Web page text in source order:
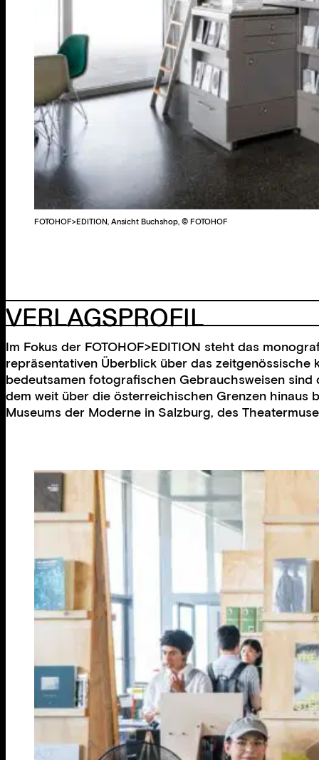
FOTOHOF>EDITION, Ansicht Buchshop, © FOTOHOF
VERLAGSPROFIL
Im Fokus der FOTOHOF>EDITION steht das
repräsentativen Überblick über das
bedeutsamen fotografischen Gebrauchsweisen sind
dem weit über die österreichischen Grenzen hinaus
Museums der Moderne in Salzburg, des